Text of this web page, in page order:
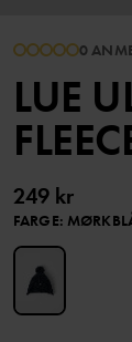
0
LUE
249 kr
FARGE: